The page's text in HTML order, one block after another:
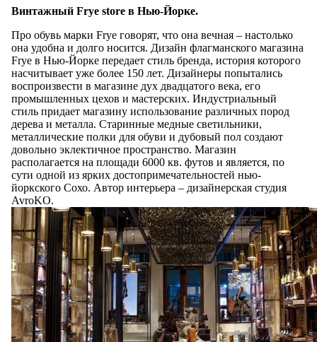
Винтажный Frye store в Нью-Йорке.
Про обувь марки Frye говорят, что она вечная – настолько
она удобна и долго носится. Дизайн флагманского магазина
Frye в Нью-Йорке передает стиль бренда, история которого
насчитывает уже более 150 лет. Дизайнеры попытались
воспроизвести в магазине дух двадцатого века, его
промышленных цехов и мастерских. Индустриальный
стиль придает магазину использование различных пород
дерева и металла. Старинные медные светильники,
металлические полки для обуви и дубовый пол создают
довольно эклектичное пространство. Магазин
располагается на площади 6000 кв. футов и является, по
сути одной из ярких достопримечательностей нью-
йоркского Сохо. Автор интерьера – дизайнерская студия
AvroKO.